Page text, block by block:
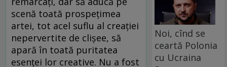
scenă toată prospețimea
artei, tot acel suflu al creației
nepervertite de clișee, să
apară în toată puritatea
esenței lor creative. Nu a fost
Noi, cînd se
ceartă Polonia
cu Ucraina